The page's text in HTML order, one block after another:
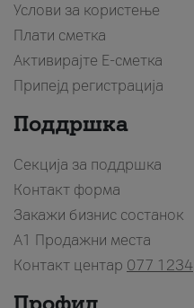
Услови за користење
Плати сметка
Активирајте Е-сметка
Припејд регистрација
Поддршка
Секција за поддршка
Контакт форма
Закажи бизнис состанок
A1 Продажни места
Контакт центар 077 1234